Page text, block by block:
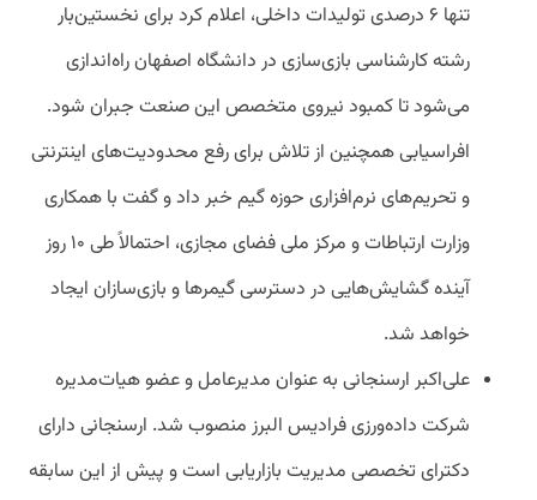
تنها ۶ درصدی تولیدات داخلی، اعلام کرد برای نخستین‌بار
رشته کارشناسی بازی‌سازی در دانشگاه اصفهان راه‌اندازی
می‌شود تا کمبود نیروی متخصص این صنعت جبران شود.
افراسیابی همچنین از تلاش برای رفع محدودیت‌های اینترنتی
و تحریم‌های نرم‌افزاری حوزه گیم خبر داد و گفت با همکاری
وزارت ارتباطات و مرکز ملی فضای مجازی، احتمالاً طی ۱۰ روز
آینده گشایش‌هایی در دسترسی گیمرها و بازی‌سازان ایجاد
خواهد شد.
علی‌اکبر ارسنجانی به عنوان مدیرعامل و عضو هیات‌مدیره
شرکت داده‌ورزی فرادیس البرز منصوب شد. ارسنجانی دارای
دکترای تخصصی مدیریت بازاریابی است و پیش از این سابقه